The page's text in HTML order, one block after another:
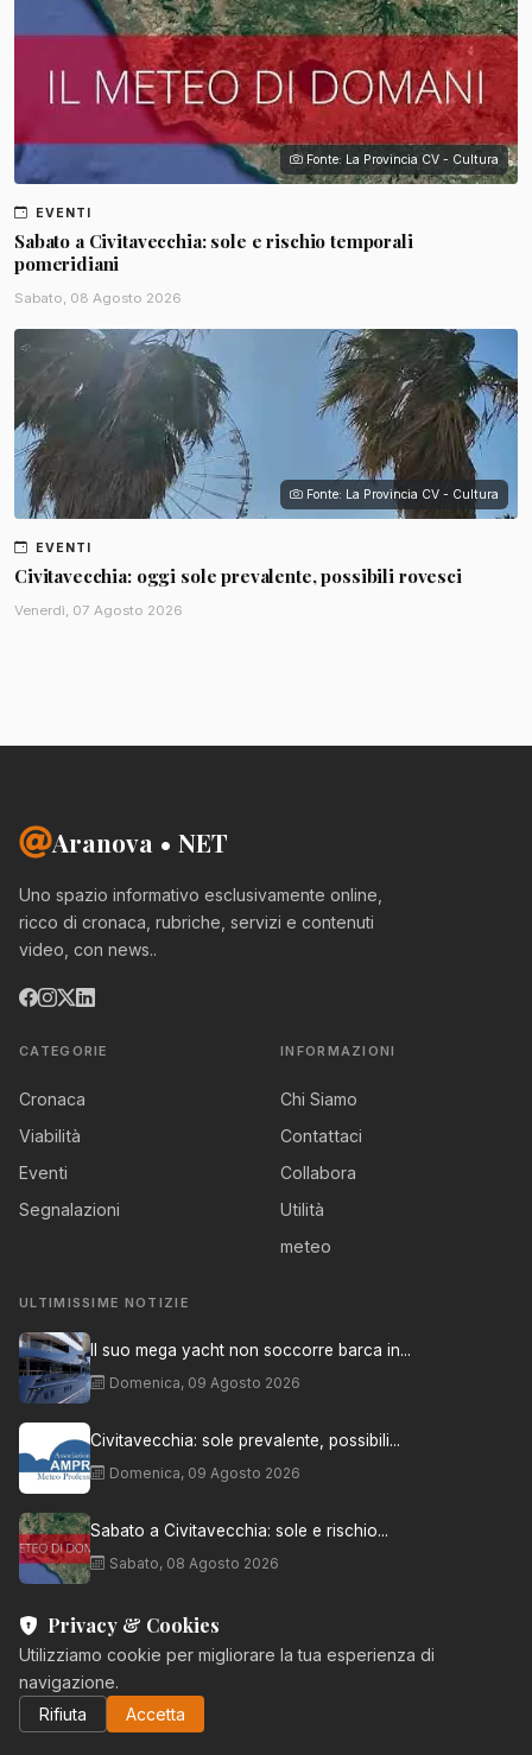
Fonte: La Provincia CV - Cultura
EVENTI
Sabato a Civitavecchia: sole e rischio temporali
pomeridiani
Sabato, 08 Agosto 2026
Fonte: La Provincia CV - Cultura
EVENTI
Civitavecchia: oggi sole prevalente, possibili rovesci
Venerdì, 07 Agosto 2026
Aranova • NET
Uno spazio informativo esclusivamente online,
ricco di cronaca, rubriche, servizi e contenuti
video, con news..
CATEGORIE
Cronaca
Viabilità
Eventi
Segnalazioni
INFORMAZIONI
Chi Siamo
Contattaci
Collabora
Utilità
meteo
ULTIMISSIME NOTIZIE
Il suo mega yacht non soccorre barca in...
Domenica, 09 Agosto 2026
Civitavecchia: sole prevalente, possibili...
Domenica, 09 Agosto 2026
Sabato a Civitavecchia: sole e rischio...
Sabato, 08 Agosto 2026
© 2026 Aranova • NET. Tutti i diritti riservati.
Privacy & Policy
Privacy & Cookies
Utilizziamo cookie per migliorare la tua esperienza di
navigazione.
Rifiuta
Accetta